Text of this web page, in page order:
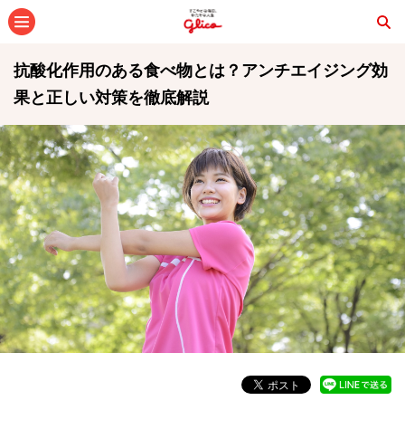
抗酸化作用のある食べ物とは？アンチエイジング効
果と正しい対策を徹底解説